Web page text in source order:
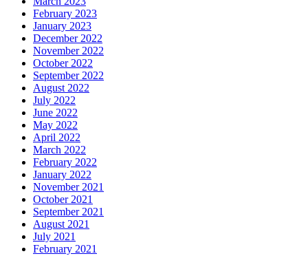
February 2023
January 2023
December 2022
November 2022
October 2022
September 2022
August 2022
July 2022
June 2022
May 2022
April 2022
March 2022
February 2022
January 2022
November 2021
October 2021
September 2021
August 2021
July 2021
February 2021